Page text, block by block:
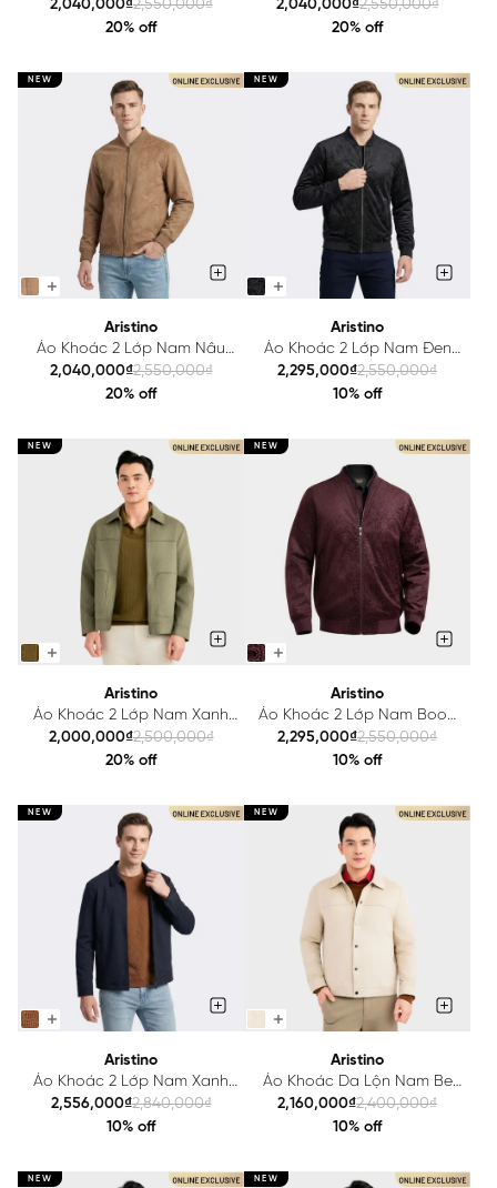
AJK606EDP01
2,040,000₫2,550,000₫
20% off
AJK606EDP01
2,040,000₫2,550,000₫
20% off
NEW
Aristino
Áo Khoác 2 Lớp Nam Nâu
Bomber Aristino Regular Fit
AJK600EDP01
2,040,000₫2,550,000₫
20% off
NEW
Aristino
Áo Khoác 2 Lớp Nam Đen
Jacquard Aristino
AJK602EDP01
2,295,000₫2,550,000₫
10% off
NEW
Aristino
Áo Khoác 2 Lớp Nam Xanh
Rêu Aristino Regular Fit
AJK601EDP01
2,000,000₫2,500,000₫
20% off
NEW
Aristino
Áo Khoác 2 Lớp Nam Booc
Đô Jacquard Aristino
AJK602EDP01
2,295,000₫2,550,000₫
10% off
NEW
Aristino
Áo Khoác 2 Lớp Nam Xanh
Tím Than Aristino Regular Fit
AJK007EDP01
2,556,000₫2,840,000₫
10% off
NEW
Aristino
Áo Khoác Da Lộn Nam Be
Aristino Regular Fit
AJK006EDP01
2,160,000₫2,400,000₫
10% off
NEW NEW